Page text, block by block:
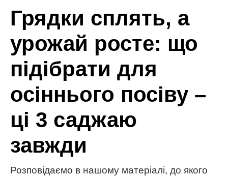
Грядки сплять, а
урожай росте: що
підібрати для
осіннього посіву –
ці 3 саджаю
завжди
Розповідаємо в нашому матеріалі, до якого